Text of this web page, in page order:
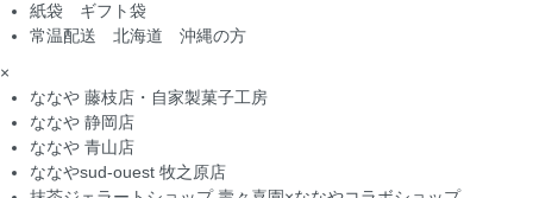
紙袋 ギフト袋
常温配送 北海道 沖縄の方
×
ななや 藤枝店・自家製菓子工房
ななや 静岡店
ななや 青山店
ななやsud-ouest 牧之原店